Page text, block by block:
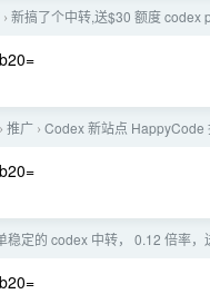
› 新搞了个中转,送$30 额度 codex
› 推广 › Codex 新站点 HappyCode
稳定的 codex 中转， 0.12 倍率，